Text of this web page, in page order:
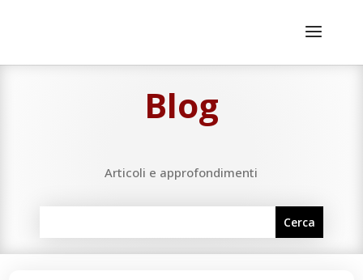
Blog
Articoli e approfondimenti